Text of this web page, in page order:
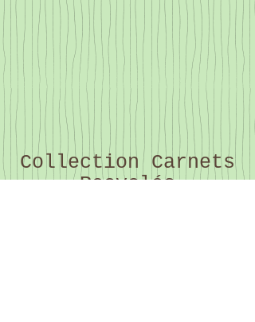
Collection Carnets
Recyclés